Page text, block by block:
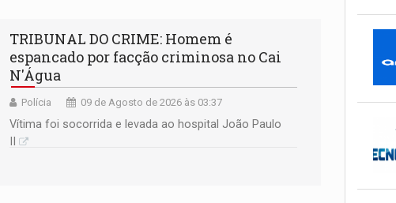
TRIBUNAL DO CRIME: Homem é
espancado por facção criminosa no Cai
N'Água
Polícia 09 de Agosto de 2026 às 03:37
Vítima foi socorrida e levada ao hospital João Paulo